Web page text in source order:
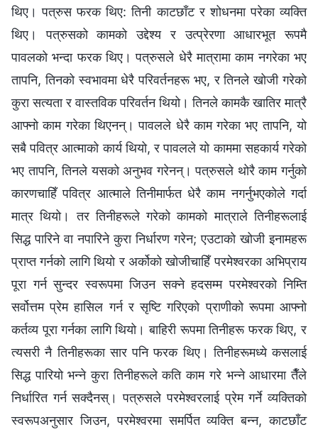
थिए। पत्रुस फरक थिए: तिनी काटछाँट र शोधनमा परेका व्यक्ति
थिए। पत्रुसको कामको उद्देश्य र उत्प्रेरणा आधारभूत रूपमै
पावलको भन्दा फरक थिए। पत्रुसले धेरै मात्रामा काम नगरेका भए
तापनि, तिनको स्वभावमा धेरै परिवर्तनहरू भए, र तिनले खोजी गरेको
कुरा सत्यता र वास्तविक परिवर्तन थियो। तिनले कामकै खातिर मात्रै
आफ्‍नो काम गरेका थिएनन्। पावलले धेरै काम गरेका भए तापनि, यो
सबै पवित्र आत्‍माको कार्य थियो, र पावलले यो काममा सहकार्य गरेको
भए तापनि, तिनले यसको अनुभव गरेनन्। पत्रुसले थोरै काम गर्नुको
कारणचाहिँ पवित्र आत्माले तिनीमार्फत धेरै काम नगर्नुभएकोले गर्दा
मात्र थियो। तर तिनीहरूले गरेको कामको मात्राले तिनीहरूलाई
सिद्ध पारिने वा नपारिने कुरा निर्धारण गरेन; एउटाको खोजी इनामहरू
प्राप्त गर्नको लागि थियो र अर्कोको खोजीचाहिँ परमेश्‍वरका अभिप्राय
पूरा गर्न सुन्दर स्वरूपमा जिउन सक्‍ने हदसम्‍म परमेश्‍वरको निम्ति
सर्वोत्तम प्रेम हासिल गर्न र सृष्टि गरिएको प्राणीको रूपमा आफ्‍नो
कर्तव्य पूरा गर्नका लागि थियो। बाहिरी रूपमा तिनीहरू फरक थिए, र
त्यसरी नै तिनीहरूका सार पनि फरक थिए। तिनीहरूमध्ये कसलाई
सिद्ध पारियो भन्‍ने कुरा तिनीहरूले कति काम गरे भन्‍ने आधारमा तैँले
निर्धारित गर्न सक्दैनस्। पत्रुसले परमेश्‍वरलाई प्रेम गर्ने व्यक्तिको
स्वरूपअनुसार जिउन, परमेश्‍वरमा समर्पित व्यक्ति बन्‍न, काटछाँट